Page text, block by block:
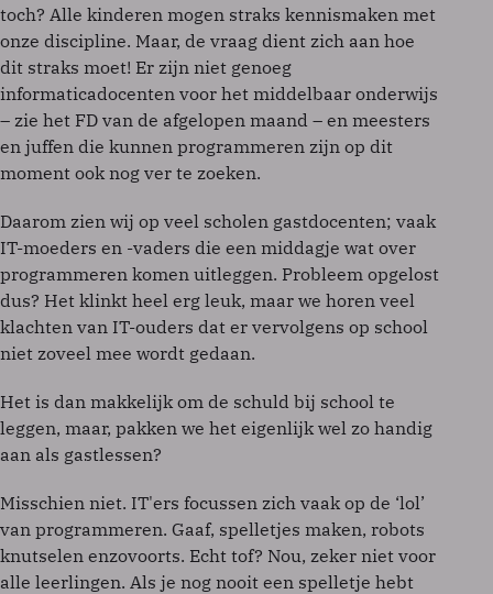
toch? Alle kinderen mogen straks kennismaken met
onze discipline. Maar, de vraag dient zich aan hoe
dit straks moet! Er zijn niet genoeg
informaticadocenten voor het middelbaar onderwijs
– zie het FD van de afgelopen maand – en meesters
en juffen die kunnen programmeren zijn op dit
moment ook nog ver te zoeken.
Daarom zien wij op veel scholen gastdocenten; vaak
IT-moeders en -vaders die een middagje wat over
programmeren komen uitleggen. Probleem opgelost
dus? Het klinkt heel erg leuk, maar we horen veel
klachten van IT-ouders dat er vervolgens op school
niet zoveel mee wordt gedaan.
Het is dan makkelijk om de schuld bij school te
leggen, maar, pakken we het eigenlijk wel zo handig
aan als gastlessen?
Misschien niet. IT'ers focussen zich vaak op de ‘lol’
van programmeren. Gaaf, spelletjes maken, robots
knutselen enzovoorts. Echt tof? Nou, zeker niet voor
alle leerlingen. Als je nog nooit een spelletje hebt